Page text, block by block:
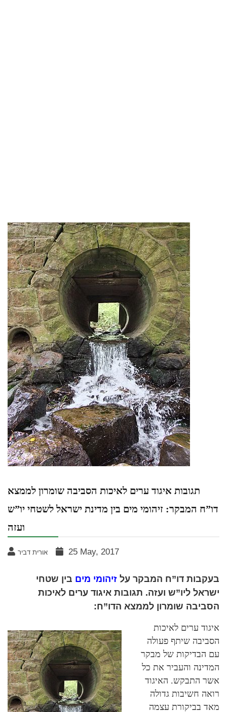
תגובות איגוד ערים לאיכות הסביבה שומרון לממצא
דו”ח המבקר: זיהומי מים בין מדינת ישראל לשטחי יו”ש
ועזה
אורית דביר 25 May, 2017
בעקבות דו”ח המבקר על זיהומי מים בין שטחי
ישראל ליו”ש ועזה. תגובות איגוד ערים לאיכות
הסביבה שומרון לממצא הדו”ח:
איגוד ערים לאיכות
הסביבה שיתף פעולה
עם הבדיקות של מבקר
המדינה והעביר את כל
אשר התבקש. האיגוד
רואה חשיבות גדולה
מאד בביקורת עצמה